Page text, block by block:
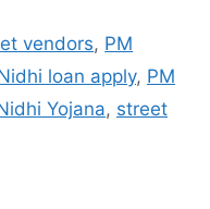
vendors, PM
loan apply, PM
Yojana, street